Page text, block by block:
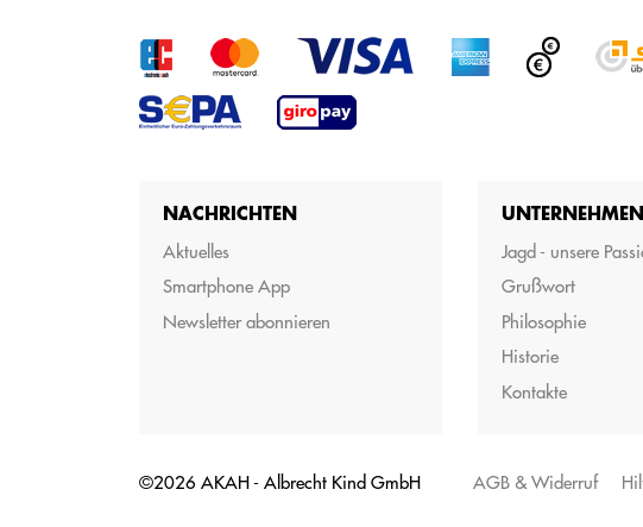
NACHRICHTEN
Aktuelles
Smartphone App
Newsletter abonnieren
UNTERNEHMEN
Jagd - unsere
Grußwort
Philosophie
Historie
Kontakte
©2026 AKAH - Albrecht Kind GmbH AGB & Widerruf